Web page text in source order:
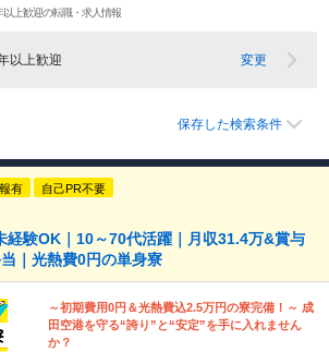
上歓迎の転職・求人情報
以上歓迎 変更
保存した検索条件
有 自己PR不要
経験OK｜10～70代活躍｜月収31.4万&賞与
｜光熱費0円の単身寮
～初期費用0円＆光熱費込2.5万円の寮完備！～ 成
田空港を守る“誇り”と“安定”を手に入れません
か？